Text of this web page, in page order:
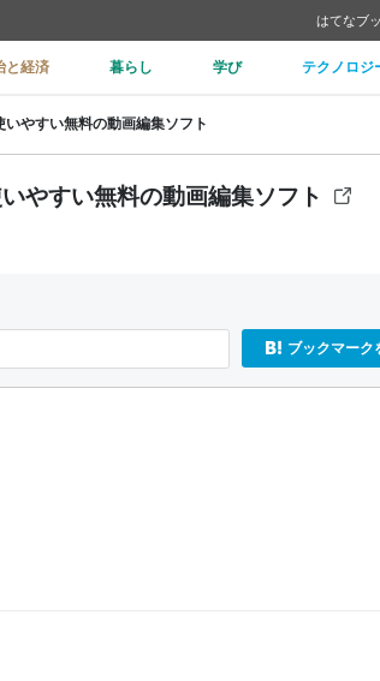
はてなブ
と経済 暮らし 学び テクノロジ
やすい無料の動画編集ソフト
やすい無料の動画編集ソフト
ブックマーク